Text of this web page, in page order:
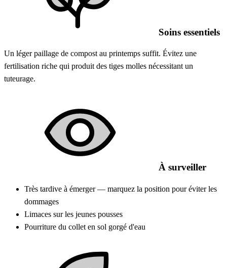
Soins essentiels
Un léger paillage de compost au printemps suffit. Évitez une
fertilisation riche qui produit des tiges molles nécessitant un
tuteurage.
À surveiller
Très tardive à émerger — marquez la position pour éviter les
dommages
Limaces sur les jeunes pousses
Pourriture du collet en sol gorgé d'eau